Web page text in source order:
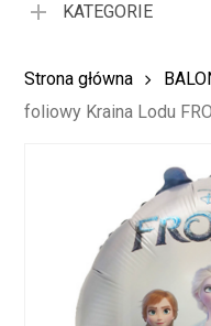
KATEGORIE
Strona główna
foliowy Kraina Lodu